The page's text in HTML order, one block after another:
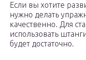
Если вы хотите
нужно делать
качественно. Для
использовать
будет достаточно.